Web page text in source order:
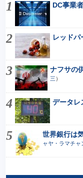
DC事業
レッドパ
ナフサの
三 ）
データレ
世界銀行は
ャヤ・ラマチャ